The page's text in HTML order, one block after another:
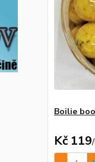
Boilie
Kč 119/